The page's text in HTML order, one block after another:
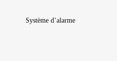
Système d’alarme